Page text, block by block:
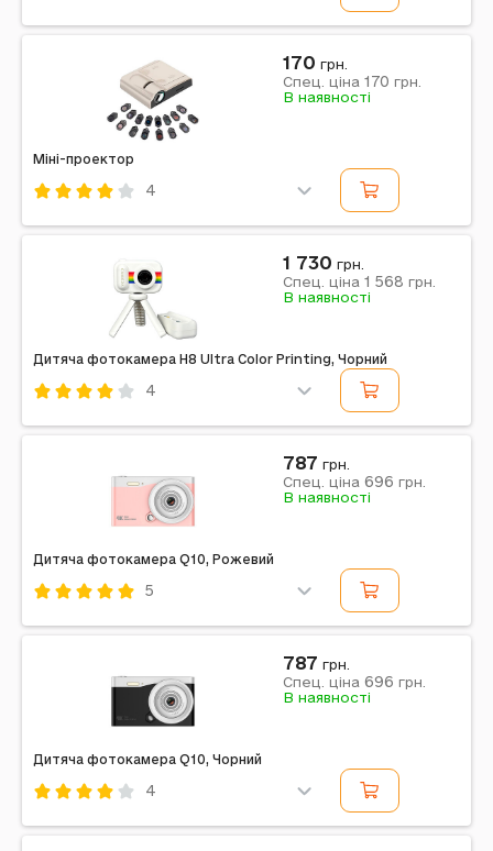
Примітка: LCD, WiFi, 1080P, Zoom 15x, 48Mp, 8GB to
Міні-проектор
4
кишеньковий
170 грн.
Спец. ціна 170 грн.
В наявності
Дитяча фотокамера H8 Ultra Color Printing, Чорний
4
Примітка: з магнітним міні принтером та тримачем
1 730 грн.
Спец. ціна 1 568 грн.
В наявності
Дитяча фотокамера Q10, Рожевий
5
Примітка: LCD 2.7K, Digital Zoom 16x, 48Mp, 4GB to
787 грн.
Спец. ціна 696 грн.
В наявності
Дитяча фотокамера Q10, Чорний
4
787 грн.
Спец. ціна 696 грн.
В наявності